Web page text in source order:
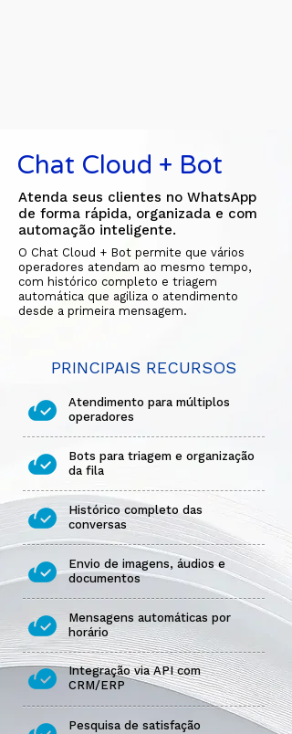
PRINCIPAIS RECURSOS
Atendimento para múltiplos
operadores
Bots para triagem e organização
da fila
Histórico completo das
conversas
Envio de imagens, áudios e
documentos
Mensagens automáticas por
horário
Integração via API com
CRM/ERP
Pesquisa de satisfação
Chat Cloud + Bot
Atenda seus clientes no WhatsApp
de forma rápida, organizada e com
automação inteligente.
O Chat Cloud + Bot permite que vários
operadores atendam ao mesmo tempo,
com histórico completo e triagem
automática que agiliza o atendimento
desde a primeira mensagem.